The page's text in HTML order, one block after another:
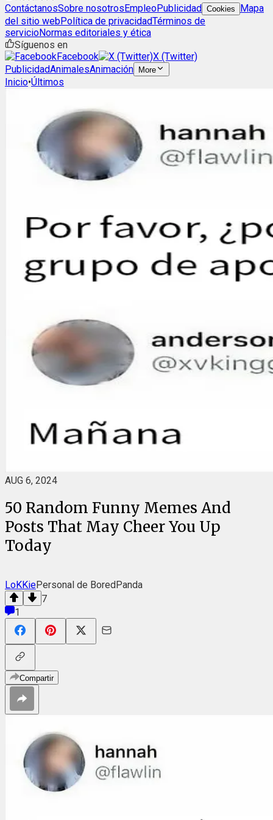
ContáctanosSobre nosotrosEmpleoPublicidad Cookies
Mapa
del sitio webPolítica de privacidadTérminos de
servicioNormas editoriales y ética
Síguenos en
Facebook
X (Twitter)
PublicidadAnimalesAnimación More
Inicio•Últimos
AUG 6, 2024
50 Random Funny Memes And
Posts That May Cheer You Up
Today
LoKKiePersonal de BoredPanda
7
1
Compartir